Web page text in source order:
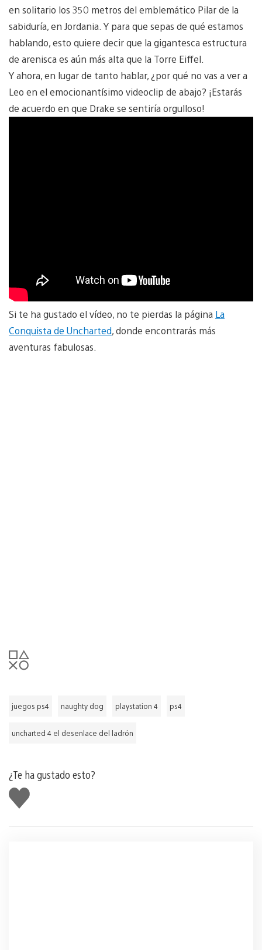
en solitario los 350 metros del emblemático Pilar de la
sabiduría, en Jordania. Y para que sepas de qué estamos
hablando, esto quiere decir que la gigantesca estructura
de arenisca es aún más alta que la Torre Eiffel.
Y ahora, en lugar de tanto hablar, ¿por qué no vas a ver a
Leo en el emocionantísimo videoclip de abajo? ¡Estarás
de acuerdo en que Drake se sentiría orgulloso!
Si te ha gustado el vídeo, no te pierdas la página La
Conquista de Uncharted, donde encontrarás más
aventuras fabulosas.
juegos ps4 naughty dog playstation 4 ps4
uncharted 4 el desenlace del ladrón
¿Te ha gustado esto?
Me
gusta